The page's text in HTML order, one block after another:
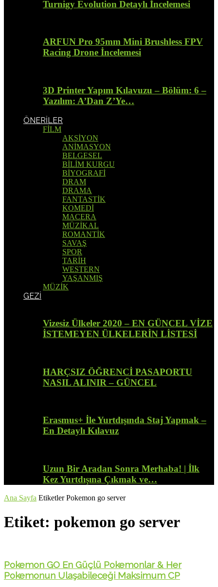
Turnigy Evolution Detaylı İncelemesi
ARFUN Pro 95mm Mini Brushless FPV
Racing Drone İncelemesi
3D Printer Yapım Kılavuzu – Bölüm: 6 –
Yazılım: A’Dan Z’Ye…
ÖNERİLER
FİLM
AKSİYON
ANİMASYON
BELGESEL
BİLİM KURGU
BİYOGRAFİ
DRAM
DRAMA
FANTASTİK
KOMEDİ
MACERA
MÜZİKAL
ROMANTİK
SAVAŞ
SPOR
TARİH
WESTERN
YAŞANMIŞ
MÜZİK
GEZİ
Vizesiz Ülkeler 2020 – EN GÜNCEL VİZE
İSTEMEYEN ÜLKELERİN LİSTESİ
HARÇSIZ ÖĞRENCİ PASAPORTU
NASIL ALINIR – GÜNCEL
Erasmus+ İle Yurtdışında Staj Yapmak –
En Detaylı Kılavuz
Uzun Bir Aradan Sonra Merhaba! | İlk
Kez Yurtdışına Çıkmak ve…
Ana Sayfa Etiketler Pokemon go server
Etiket: pokemon go server
Pokemon GO En Güçlü Pokemonlar & Her
Pokemonun Ulaşabileceği Maksimum CP